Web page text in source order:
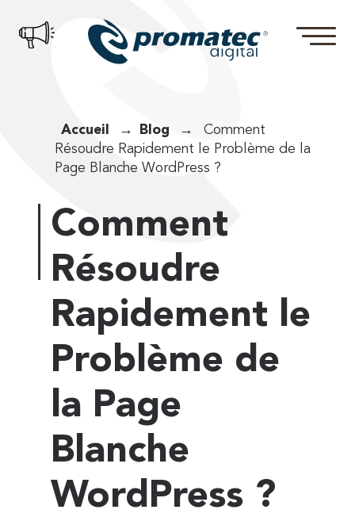
Accueil Blog
Comment
Résoudre Rapidement le Problème de la
Page Blanche WordPress ?
Comment
Résoudre
Rapidement le
Problème de
la Page
Blanche
WordPress ?